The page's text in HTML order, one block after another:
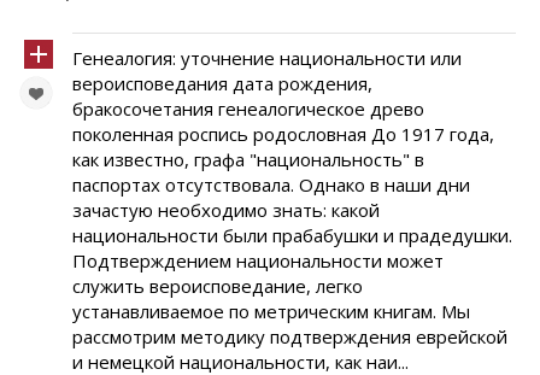
Генеалогия: уточнение национальности или
вероисповедания дата рождения,
бракосочетания генеалогическое древо
поколенная роспись родословная До 1917 года,
как известно, графа "национальность" в
паспортах отсутствовала. Однако в наши дни
зачастую необходимо знать: какой
национальности были прабабушки и прадедушки.
Подтверждением национальности может
служить вероисповедание, легко
устанавливаемое по метрическим книгам. Мы
рассмотрим методику подтверждения еврейской
и немецкой национальности, как наи...